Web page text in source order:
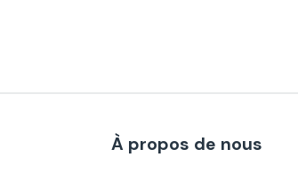
À propos de nous